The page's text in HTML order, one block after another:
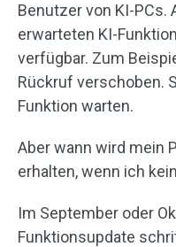
Benutzer von KI-PCs.
erwarteten KI-
verfügbar. Zum
Rückruf verschoben.
Funktion warten.
Aber wann wird mein
erhalten, wenn ich
Im September oder
Funktionsupdate